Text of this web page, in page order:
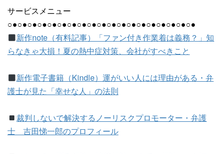
サービスメニュー
○●○●○●○●○●○●○●○●○●○●○●○●○●○●○●○●○●○●○●
新作note（有料記事）「ファン付き作業着は義務？」知
らなきゃ大損！夏の熱中症対策、会社がすべきこと
新作電子書籍（Kindle）運がいい人には理由がある・弁
護士が見た「幸せな人」の法則
裁判しないで解決するノーリスクプロモーター・弁護
士 吉田悌一郎のプロフィール